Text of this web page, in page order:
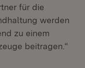
für die
werden
zu einem
beitragen.“